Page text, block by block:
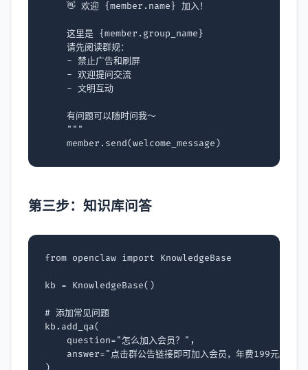
    👋 欢迎
{member . name } 加入！
    这里是
{member . group_name }
    请先阅读群规：
    - 禁止广告和刷屏
    - 欢迎提问交流
    - 文明互动
    有问题可以随时问我～
    """
member . send(welcome_message )
第三步：知识库问答
from openclaw import KnowledgeBase
kb = KnowledgeBase()
# 添加常见问题
kb . add_qa(
question="怎么加入会员？" ,
answer="点击群公告链接即可加入会员，年费199元。"